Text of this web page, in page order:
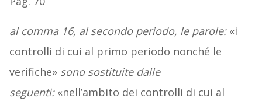
al comma 16, al secondo periodo, le parole:«i
controlli di cui al primo periodo nonché le
verifiche» sono sostituite dalle
seguenti:«nell’ambito dei controlli di cui al